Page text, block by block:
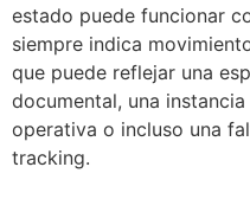
estado puede funcionar
siempre indica
que puede reflejar una
documental, una
operativa o incluso una
tracking.